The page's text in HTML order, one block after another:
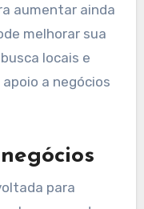
aumentar ainda
melhorar sua
locais e
a negócios
para